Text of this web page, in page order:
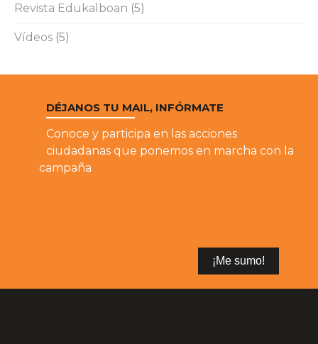
Revista Edukalboan (5)
Vídeos (5)
DÉJANOS TU MAIL, INFÓRMATE
Conoce y participa en las acciones
ciudadanas que ponemos en marcha con la
campaña